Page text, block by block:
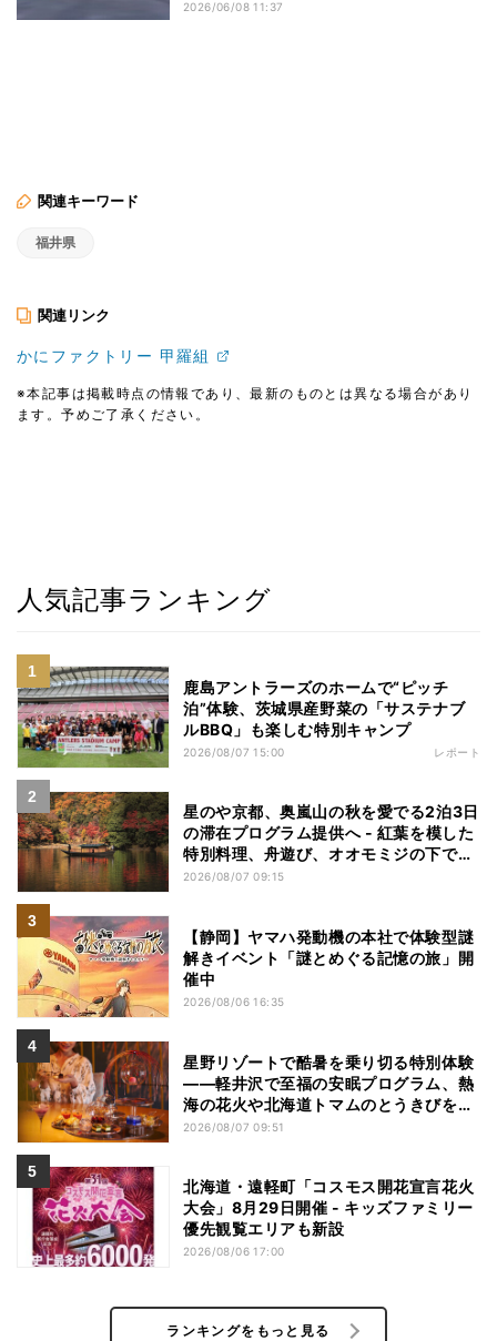
2026/06/08 11:37
関連キーワード
福井県
関連リンク
かにファクトリー 甲羅組
※本記事は掲載時点の情報であり、最新のものとは異なる場合があり
ます。予めご了承ください。
人気記事ランキング
鹿島アントラーズのホームで“ピッチ
泊”体験、茨城県産野菜の「サステナブ
ルBBQ」も楽しむ特別キャンプ
2026/08/07 15:00 レポート
星のや京都、奥嵐山の秋を愛でる2泊3日
の滞在プログラム提供へ - 紅葉を模した
特別料理、舟遊び、オオモミジの下でお
こなう深呼吸など
2026/08/07 09:15
【静岡】ヤマハ発動機の本社で体験型謎
解きイベント「謎とめぐる記憶の旅」開
催中
2026/08/06 16:35
星野リゾートで酷暑を乗り切る特別体験
——軽井沢で至福の安眠プログラム、熱
海の花火や北海道トマムのとうきびを主
役にしたアフタヌーンティー
2026/08/07 09:51
北海道・遠軽町「コスモス開花宣言花火
大会」8月29日開催 - キッズファミリー
優先観覧エリアも新設
2026/08/06 17:00
ランキングをもっと見る